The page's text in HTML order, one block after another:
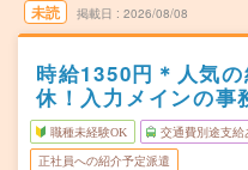
未読 掲載日 2026/08/08
時給1350円＊人気
休！入力メインの事
職種未経験OK 交通費別途支給
正社員への紹介予定派遣